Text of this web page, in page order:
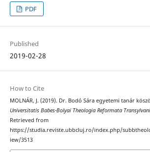
PDF
Published
2019-02-28
How to Cite
MOLNÁR, J. (2019). Dr. Bodó Sára egyetemi tanár
Universitatis Babes-Bolyai Theologia Reformata
Retrieved from
https://studia.reviste.ubbcluj.ro/index.php/
iew/3513